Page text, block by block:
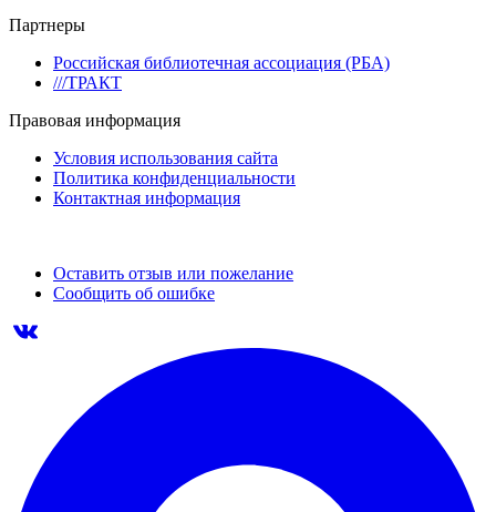
Партнеры
Российская библиотечная ассоциация (РБА)
///ТРАКТ
Правовая информация
Условия использования сайта
Политика конфиденциальности
Контактная информация
Оставить отзыв или пожелание
Сообщить об ошибке